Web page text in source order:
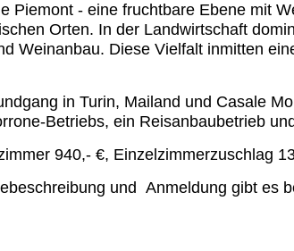
Piemont - eine fruchtbare Ebene mit
Orten. In der Landwirtschaft
Weinanbau. Diese Vielfalt inmitten
in Turin, Mailand und Casale
Betriebs, ein Reisanbaubetrieb
940,- €, Einzelzimmerzuschlag
und Anmeldung gibt es